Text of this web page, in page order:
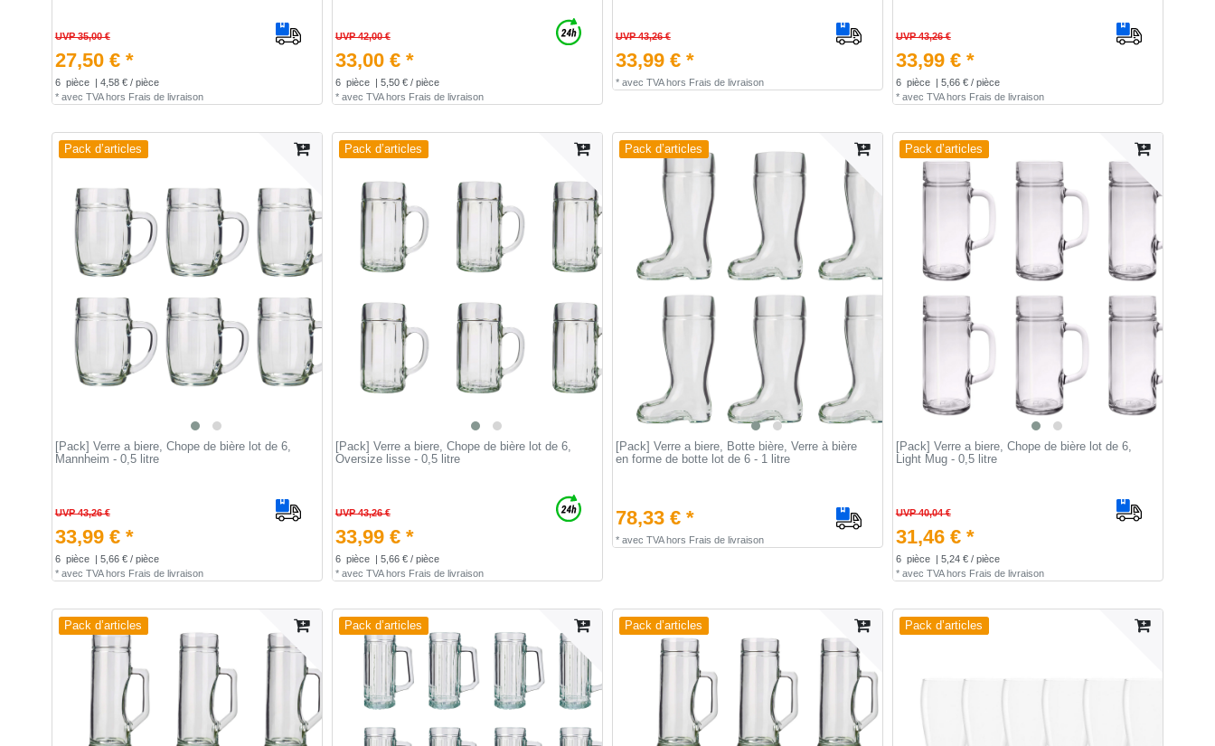
UVP 35,00 €
27,50 € *
6 pièce
| 4,58 € / pièce
* avec TVAhors Frais de livraison
UVP 42,00 €
33,00 € *
6 pièce
| 5,50 € / pièce
* avec TVAhors Frais de livraison
UVP 43,26 €
33,99 € *
* avec TVAhors Frais de livraison
UVP 43,26 €
33,99 € *
6 pièce
| 5,66 € / pièce
* avec TVAhors Frais de livraison
Pack d’articles
[Pack] Verre a biere, Chope de bière lot de 6,
Mannheim - 0,5 litre
UVP 43,26 €
33,99 € *
6 pièce
| 5,66 € / pièce
* avec TVAhors Frais de livraison
Pack d’articles
[Pack] Verre a biere, Chope de bière lot de 6,
Oversize lisse - 0,5 litre
UVP 43,26 €
33,99 € *
6 pièce
| 5,66 € / pièce
* avec TVAhors Frais de livraison
Pack d’articles
[Pack] Verre a biere, Botte bière, Verre à bière
en forme de botte lot de 6 - 1 litre
78,33 € *
* avec TVAhors Frais de livraison
Pack d’articles
[Pack] Verre a biere, Chope de bière lot de 6,
Light Mug - 0,5 litre
UVP 40,04 €
31,46 € *
6 pièce
| 5,24 € / pièce
* avec TVAhors Frais de livraison
Pack d’articles Pack d’articles Pack d’articles Pack d’articles